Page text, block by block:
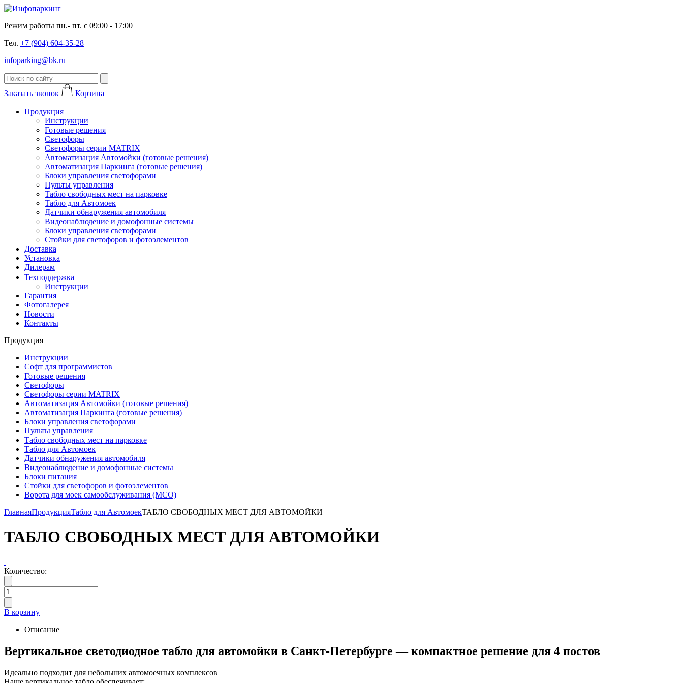
Режим работы пн.- пт. с 09:00 - 17:00
Тел. +7 (904) 604-35-28
infoparking@bk.ru
Заказать звонок Корзина
Продукция
Инструкции
Готовые решения
Светофоры
Светофоры серии MATRIX
Автоматизация Автомойки (готовые решения)
Автоматизация Паркинга (готовые решения)
Блоки управления светофорами
Пульты управления
Табло свободных мест на парковке
Табло для Автомоек
Датчики обнаружения автомобиля
Видеонаблюдение и домофонные системы
Блоки управления светофорами
Стойки для светофоров и фотоэлементов
Доставка
Установка
Дилерам
Техподдержка
Инструкции
Гарантия
Фотогалерея
Новости
Контакты
Продукция
Инструкции
Софт для программистов
Готовые решения
Светофоры
Светофоры серии MATRIX
Автоматизация Автомойки (готовые решения)
Автоматизация Паркинга (готовые решения)
Блоки управления светофорами
Пульты управления
Табло свободных мест на парковке
Табло для Автомоек
Датчики обнаружения автомобиля
Видеонаблюдение и домофонные системы
Блоки питания
Стойки для светофоров и фотоэлементов
Ворота для моек самообслуживания (МСО)
ГлавнаяПродукцияТабло для АвтомоекТАБЛО СВОБОДНЫХ МЕСТ ДЛЯ АВТОМОЙКИ
ТАБЛО СВОБОДНЫХ МЕСТ ДЛЯ АВТОМОЙКИ
Количество:
В корзину
Описание
Вертикальное светодиодное табло для автомойки в Санкт-Петербурге — компактное решение для 4 постов
Идеально подходит для небольших автомоечных комплексов